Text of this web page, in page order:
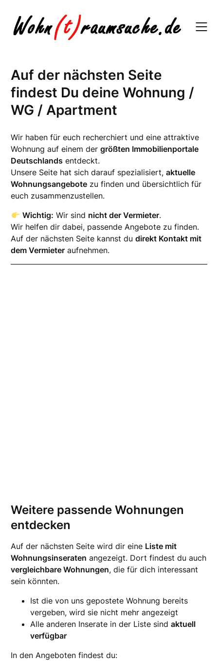
content
Auf der nächsten Seite
findest Du deine Wohnung /
WG / Apartment
Wir haben für euch recherchiert und eine attraktive
Wohnung auf einem dergrößten Immobilienportale
Deutschlands entdeckt.
Unsere Seite hat sich darauf spezialisiert,aktuelle
Wohnungsangebote zu finden und übersichtlich für
euch zusammenzustellen.
Wichtig: Wir sind nicht der Vermieter.
Wir helfen dir dabei, passende Angebote zu finden.
Auf der nächsten Seite kannst dudirekt Kontakt mit
dem Vermieter aufnehmen.
Weitere passende Wohnungen
entdecken
Auf der nächsten Seite wird dir eine Liste mit
Wohnungsinseraten angezeigt. Dort findest du auch
vergleichbare Wohnungen, die für dich interessant
sein könnten.
Ist die von uns gepostete Wohnung bereits
vergeben, wird sie nicht mehr angezeigt
Alle anderen Inserate in der Liste sindaktuell
verfügbar
In den Angeboten findest du: